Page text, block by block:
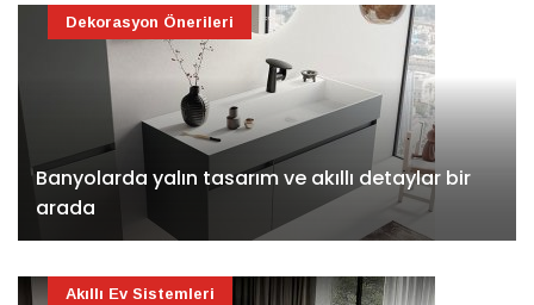
Banyolarda yalın tasarım ve akıllı detaylar bir
arada
Dekorasyon Önerileri
Akıllı Ev Sistemleri